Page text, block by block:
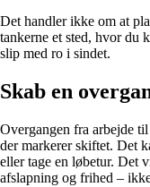
Det handler ikke om at
tankerne et sted, hvor du
slip med ro i sindet.
Skab en
Overgangen fra arbejde
der markerer skiftet. Det
eller tage en løbetur. Det
afslapning og frihed –